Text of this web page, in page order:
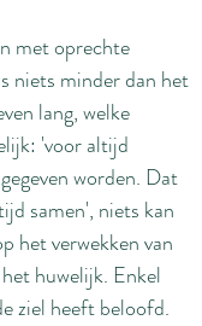
met oprechte
niets minder dan het
lang, welke
'voor altijd
worden. Dat
samen', niets kan
het verwekken van
huwelijk. Enkel
ziel heeft beloofd.